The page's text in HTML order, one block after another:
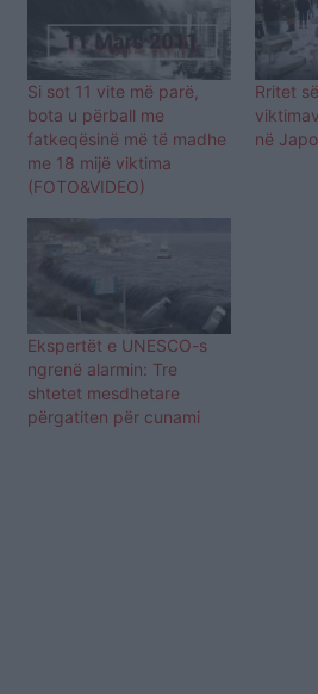
Si sot 11 vite më parë,
bota u përball me
fatkeqësinë më të madhe
me 18 mijë viktima
(FOTO&VIDEO)
Rritet
në
Ekspertët e UNESCO-s
ngrenë alarmin: Tre
shtetet mesdhetare
përgatiten për cunami